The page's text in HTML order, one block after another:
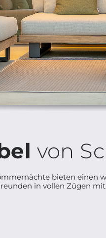
von
bieten einen
in vollen Zügen